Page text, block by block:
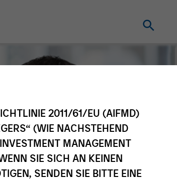
2011/61/EU (AIFMD)
(WIE NACHSTEHEND
MANAGEMENT
SIE SICH AN KEINEN
SENDEN SIE BITTE EINE